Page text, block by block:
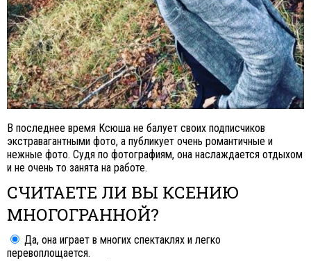
В последнее время Ксюша не балует своих подписчиков
экстравагантными фото, а публикует очень романтичные и
нежные фото. Судя по фотографиям, она наслаждается отдыхом
и не очень то занята на работе.
СЧИТАЕТЕ ЛИ ВЫ КСЕНИЮ
МНОГОГРАННОЙ?
Да, она играет в многих спектаклях и легко
перевоплощается.